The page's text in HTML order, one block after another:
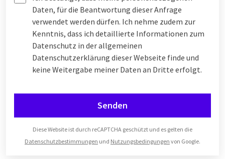
Daten, für die Beantwortung dieser Anfrage
verwendet werden dürfen. Ich nehme zudem zur
Kenntnis, dass ich detaillierte Informationen zum
Datenschutz in der allgemeinen
Datenschutzerklärung dieser Webseite finde und
keine Weitergabe meiner Daten an Dritte erfolgt.
Senden
Diese Website ist durch reCAPTCHA geschützt und es gelten die
Datenschutzbestimmungen und Nutzungsbedingungen von Google.